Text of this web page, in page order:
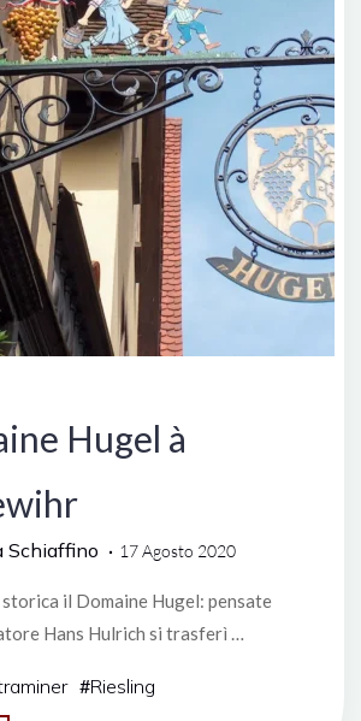
Hugel à
Schiaffino 17 Agosto 2020
storica il Domaine Hugel: pensate
Hans Hulrich si trasferì …
#Riesling